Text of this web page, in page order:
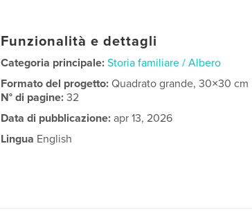
Funzionalità e dettagli
Categoria principale: Storia familiare / Albero
Formato del progetto:Quadrato grande, 30×30 cm
N° di pagine:32
Data di pubblicazione: apr 13, 2026
Lingua English